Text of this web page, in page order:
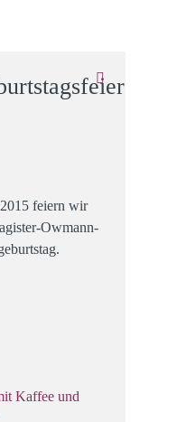
feiern wir
Owmann-
Kaffee und